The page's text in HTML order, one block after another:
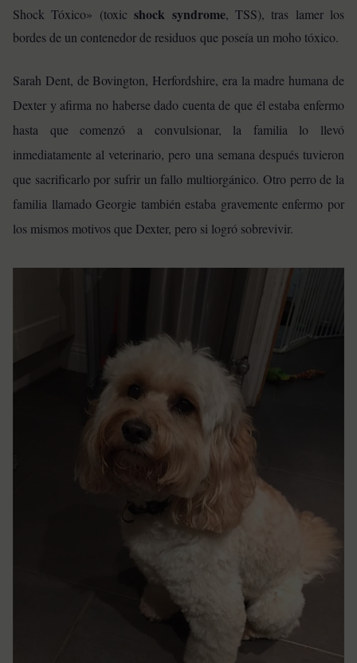
Shock Tóxico» (toxicshock syndrome, TSS), tras lamer los
bordes de un contenedor de residuos que poseía un moho tóxico.
Sarah Dent, de Bovington, Herfordshire, era la madre humana de
Dexter y afirma no haberse dado cuenta de que él estaba enfermo
hasta que comenzó a convulsionar, la familia lo llevó
inmediatamente al veterinario, pero una semana después tuvieron
que sacrificarlo por sufrir un fallo multiorgánico. Otro perro de la
familia llamado Georgie también estaba gravemente enfermo por
los mismos motivos que Dexter, pero si logró sobrevivir.